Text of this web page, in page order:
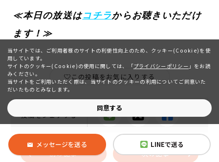
≪本日の放送はコチラからお聴きいただけ
ます！≫
この投稿をお気に入りする
投稿をシェアする
前の記事 次の記事
メッセージを送る LINEで送る
当サイトでは、ご利用者様のサイトの利便性向上のため、クッキー(Cookie)を使
用しています。
サイトのクッキー(Cookie)の使用に関しては、
「プライバシーポリシー 」をお読
みください。
当サイトをご利用いただく際は、当サイトのクッキーの利用についてご同意いた
だいたものとみなします。
同意する